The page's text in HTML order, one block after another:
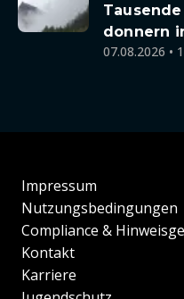
donnern
07.08.2026 •
Impressum
Nutzungsbedingungen
Compliance &
Kontakt
Karriere